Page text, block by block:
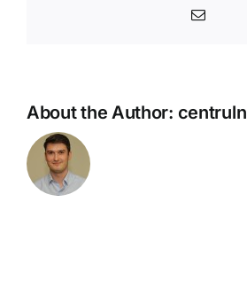
Email
About the Author: centruln